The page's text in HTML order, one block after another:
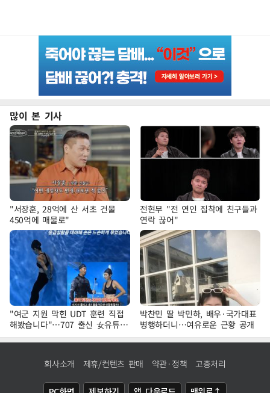
많이 본 기사
"서장훈, 28억에 산 서초 건물
450억에 매물로"
전현무 "전 연인 집착에 친구들과
연락 끊어"
"여군 지원 막힌 UDT 훈련 직접
해봤습니다"…707 출신 女유튜버
'완벽 소화'
박찬민 딸 박민하, 배우·국가대표
병행하더니…여유로운 근황 공개
회사소개 제휴/컨텐츠 판매 약관·정책 고충처리